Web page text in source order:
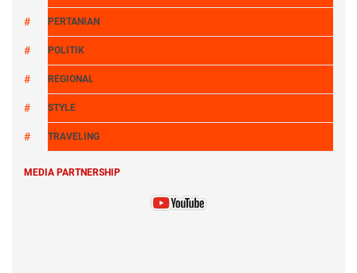
PERTANIAN
POLITIK
REGIONAL
STYLE
TRAVELING
MEDIA PARTNERSHIP